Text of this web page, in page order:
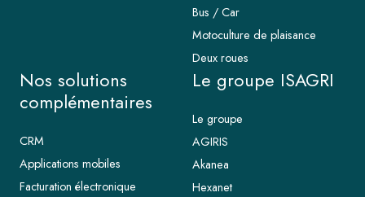
Bus / Car
Motoculture de plaisance
Deux roues
Nos solutions
complémentaires
CRM
Applications mobiles
Facturation électronique
Le groupe ISAGRI
Le groupe
AGIRIS
Akanea
Hexanet